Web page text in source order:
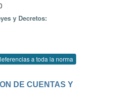
y Decretos:
a toda la norma
DE CUENTAS Y